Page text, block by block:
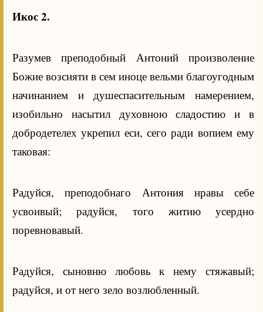
Икос 2.
Разумев преподобный Антоний произволение
Божие возсияти в сем иноце вельми благоугодным
начинанием и душеспасительным намерением,
изобильно насытил духовною сладостию и в
добродетелех укрепил еси, сего ради вопием ему
таковая:
Радуйся, преподобнаго Антония нравы себе
усвоивый; радуйся, того житию усердно
поревновавый.
Радуйся, сыновню любовь к нему стяжавый;
радуйся, и от него зело возлюбленный.